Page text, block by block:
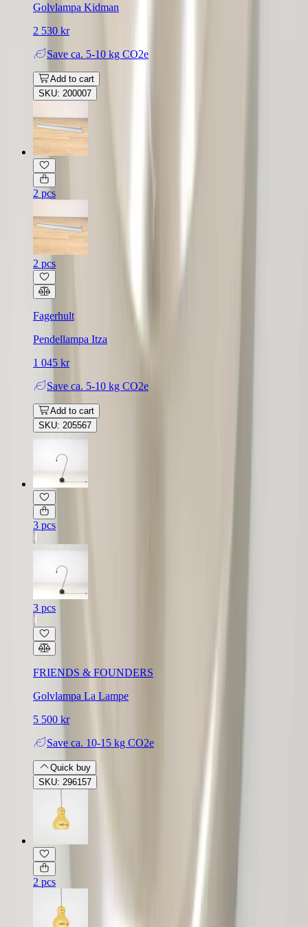
Golvlampa Kidman
2 530 kr
Save ca. 5-10 kg CO2e
Add to cart
SKU: 200007
2 pcs
2 pcs
Fagerhult
Pendellampa Itza
1 045 kr
Save ca. 5-10 kg CO2e
Add to cart
SKU: 205567
3 pcs
3 pcs
FRIENDS & FOUNDERS
Golvlampa La Lampe
5 500 kr
Save ca. 10-15 kg CO2e
Quick buy
SKU: 296157
2 pcs